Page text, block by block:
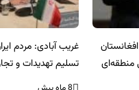
غریب آبادی: مردم ایران هرگز
تسلیم تهدیدات و تجاوزات
نخواهند شد و متحد و منسجم